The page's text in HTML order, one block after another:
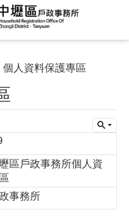
個人資料保護專區
區戶政事務所個人資
事務所